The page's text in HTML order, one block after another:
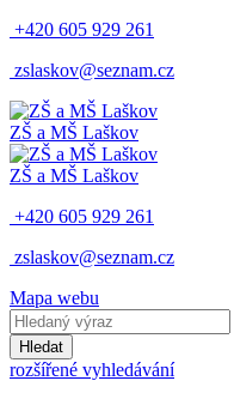
+420 605 929 261
zslaskov@seznam.cz
ZŠ a MŠ Laškov
ZŠ a MŠ Laškov
+420 605 929 261
zslaskov@seznam.cz
Mapa webu
Hledat
rozšířené vyhledávání